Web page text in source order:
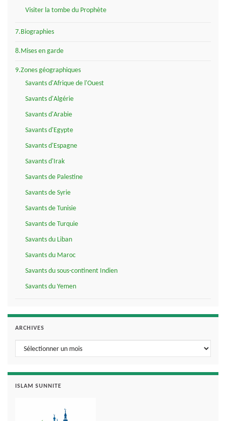
Visiter la tombe du Prophète
7.Biographies
8.Mises en garde
9.Zones géographiques
Savants d'Afrique de l'Ouest
Savants d'Algérie
Savants d'Arabie
Savants d'Egypte
Savants d'Espagne
Savants d'Irak
Savants de Palestine
Savants de Syrie
Savants de Tunisie
Savants de Turquie
Savants du Liban
Savants du Maroc
Savants du sous-continent Indien
Savants du Yemen
ARCHIVES
Archives
ISLAM SUNNITE